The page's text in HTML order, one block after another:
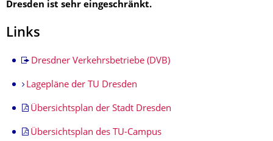
Dresden ist sehr eingeschränkt.
Links
Dresdner Verkehrsbetriebe (DVB)
Lagepläne der TU Dresden
Übersichtsplan der Stadt Dresden
Übersichtsplan des TU-Campus